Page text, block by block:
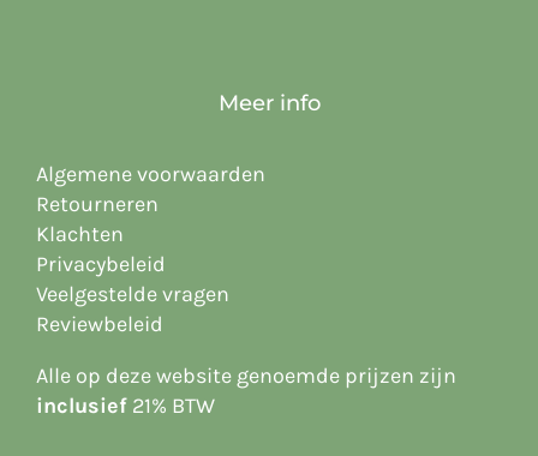
Meer info
Algemene voorwaarden
Retourneren
Klachten
Privacybeleid
Veelgestelde vragen
Reviewbeleid
Alle op deze websitegenoemde prijzen zijn
inclusief21% BTW